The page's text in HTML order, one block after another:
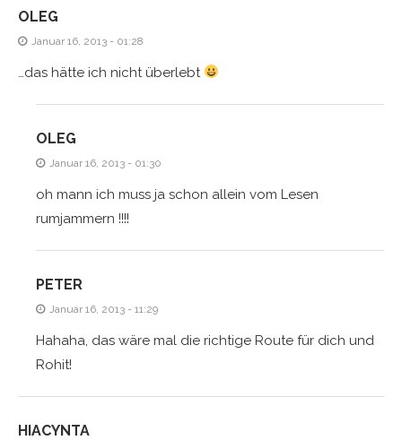
OLEG
Januar 16, 2013 - 01:28
…das hätte ich nicht überlebt
OLEG
Januar 16, 2013 - 01:30
oh mann ich muss ja schon allein vom Lesen
rumjammern !!!!
PETER
Januar 16, 2013 - 11:29
Hahaha, das wäre mal die richtige Route für dich und
Rohit!
HIACYNTA